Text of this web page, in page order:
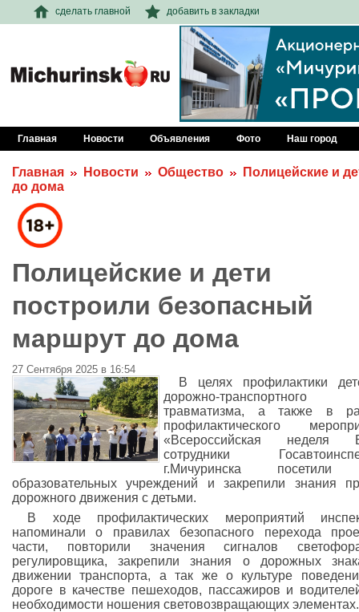
сделать главной добавить в закладки
Главная Новости Объявления Фото Наш город
Главная Новости Общество
Полицейские и
до дома
Полицейские и дети
построили безопасный
маршрут до дома
27 Сентября 2025 в 16:54
В целях профилактики
дорожно-транспортного
травматизма, а также в
профилактического
«Всероссийская неделя
сотрудники
г.Мичуринска посетили
образовательных учреждений и закрепили знания
дорожного движения с детьми.
В ходе профилактических мероприятий
напоминали о правилах безопасного перехода
части, повторили значения сигналов
регулировщика, закрепили знания о дорожных
движении транспорта, а так же о культуре
дороге в качестве пешеходов, пассажиров и
необходимости ношения световозвращающих элементах.